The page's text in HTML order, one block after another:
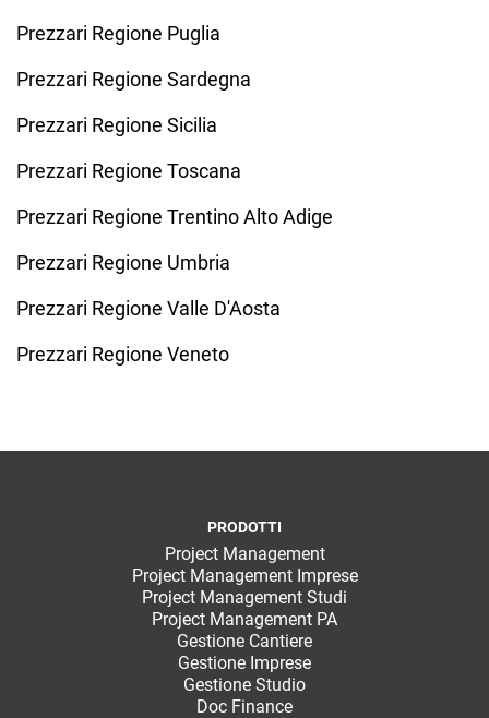
Prezzari Regione Puglia
Prezzari Regione Sardegna
Prezzari Regione Sicilia
Prezzari Regione Toscana
Prezzari Regione Trentino Alto Adige
Prezzari Regione Umbria
Prezzari Regione Valle D'Aosta
Prezzari Regione Veneto
PRODOTTI
Project Management
Project Management Imprese
Project Management Studi
Project Management PA
Gestione Cantiere
Gestione Imprese
Gestione Studio
Doc Finance